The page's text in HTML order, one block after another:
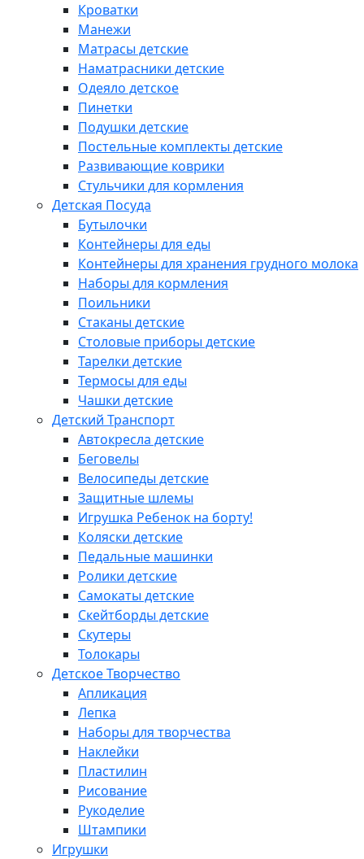
Кроватки
Манежи
Матрасы детские
Наматрасники детские
Одеяло детское
Пинетки
Подушки детские
Постельные комплекты детские
Развивающие коврики
Стульчики для кормления
Детская Посуда
Бутылочки
Контейнеры для еды
Контейнеры для хранения грудного молока
Наборы для кормления
Поильники
Стаканы детские
Столовые приборы детские
Тарелки детские
Термосы для еды
Чашки детские
Детский Транспорт
Автокресла детские
Беговелы
Велосипеды детские
Защитные шлемы
Игрушка Ребенок на борту!
Коляски детские
Педальные машинки
Ролики детские
Самокаты детские
Скейтборды детские
Скутеры
Толокары
Детское Творчество
Апликация
Лепка
Наборы для творчества
Наклейки
Пластилин
Рисование
Рукоделие
Штампики
Игрушки